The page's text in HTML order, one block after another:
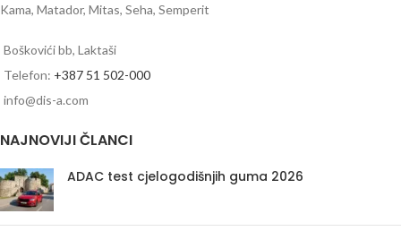
Kama, Matador, Mitas, Seha, Semperit
Boškovići bb, Laktaši
Telefon: +387 51 502-000
info@dis-a.com
NAJNOVIJI ČLANCI
ADAC test cjelogodišnjih guma 2026